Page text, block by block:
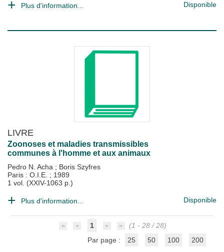
Plus d'information... Disponible
LIVRE
Zoonoses et maladies transmissibles
communes à l'homme et aux animaux
Pedro N. Acha ; Boris Szyfres
Paris : O.I.E. ; 1989
1 vol. (XXIV-1063 p.)
Plus d'information... Disponible
1
(1 - 28 / 28)
Par page :
25 50 100 200